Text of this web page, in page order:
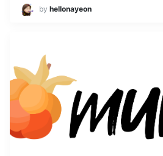
by hellonayeon